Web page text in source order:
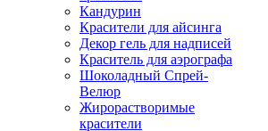
Кандурин
Красители для айсинга
Декор гель для надписей
Краситель для аэрографа
Шоколадный Спрей-
Велюр
Жирорастворимые
красители